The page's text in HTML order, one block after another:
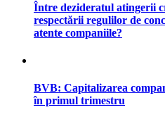
Între dezideratul atingerii
respectării regulilor de
atente companiile?
BVB: Capitalizarea
în primul trimestru